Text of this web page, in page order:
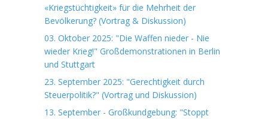
«Kriegstüchtigkeit» für die Mehrheit der
Bevölkerung? (Vortrag & Diskussion)
03. Oktober 2025: "Die Waffen nieder - Nie
wieder Krieg!" Großdemonstrationen in Berlin
und Stuttgart
23. September 2025: "Gerechtigkeit durch
Steuerpolitik?" (Vortrag und Diskussion)
13. September - Großkundgebung: "Stoppt